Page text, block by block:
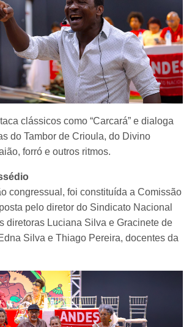
clássicos como “Carcará” e dialoga
do Tambor de Crioula, do Divino
forró e outros ritmos.
congressual, foi constituída a Comissão
pelo diretor do Sindicato Nacional
diretoras Luciana Silva e Gracinete de
Silva e Thiago Pereira, docentes da